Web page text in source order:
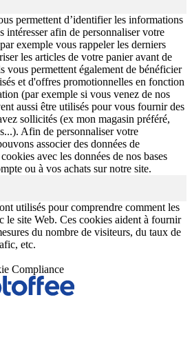
permettent d’identifier les informations
intéresser afin de personnaliser votre
exemple vous rappeler les derniers
les articles de votre panier avant de
vous permettent également de bénéficier
et d'offres promotionnelles en fonction
(par exemple si vous venez de nos
aussi être utilisés pour vous fournir des
sollicités (ex mon magasin préféré,
Afin de personnaliser votre
associer des données de
avec les données de nos bases
ou à vos achats sur notre site.
utilisés pour comprendre comment les
le site Web. Ces cookies aident à fournir
du nombre de visiteurs, du taux de
etc.
Compliance